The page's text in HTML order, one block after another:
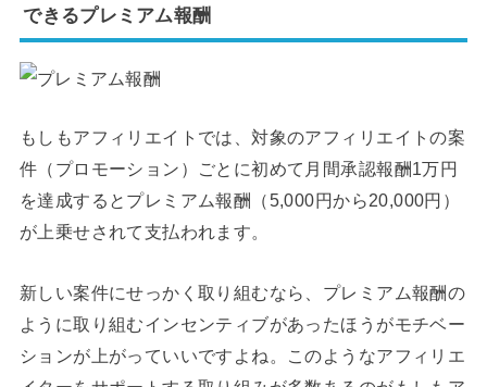
できるプレミアム報酬
もしもアフィリエイトでは、対象のアフィリエイトの案
件（プロモーション）ごとに初めて月間承認報酬1万円
を達成するとプレミアム報酬（5,000円から20,000円）
が上乗せされて支払われます。
新しい案件にせっかく取り組むなら、プレミアム報酬の
ように取り組むインセンティブがあったほうがモチベー
ションが上がっていいですよね。このようなアフィリエ